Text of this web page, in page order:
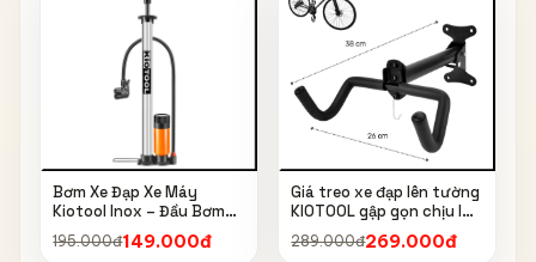
Bơm Xe Đạp Xe Máy
Kiotool Inox – Đầu Bơm
Thông Minh, Kèm Bơm
Bóng, Đồng Hồ 160 PSI
195.000đ149.000đ
Giá treo xe đạp lên tường
KIOTOOL gập gọn chịu lực
cao kèm móc treo mũ bảo
hiểm
289.000đ269.000đ